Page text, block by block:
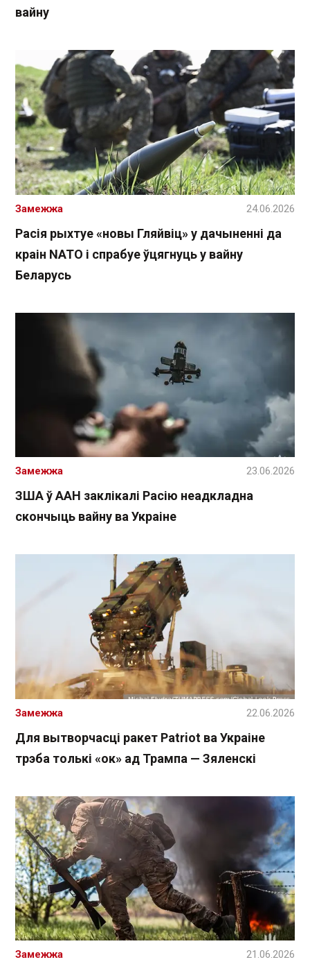
вайну
Расія рыхтуе «новы Гляйвіц» у дачыненні да
краін NATO і спрабуе ўцягнуць у вайну
Беларусь
Замежжа 24.06.2026
ЗША ў ААН заклікалі Расію неадкладна
скончыць вайну ва Украіне
Замежжа 23.06.2026
Для вытворчасці ракет Patriot ва Украіне
трэба толькі «ок» ад Трампа — Зяленскі
Замежжа 22.06.2026
Замежжа 21.06.2026